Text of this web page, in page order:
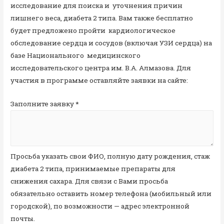
исследование для поиска и уточнения причин
лишнего веса, диабета 2 типа. Вам также бесплатно
будет предложено пройти кардиологическое
обследование сердца и сосудов (включая УЗИ сердца) на
базе Национального медицинского
исследовательского центра им. В.А. Алмазова. Для
участия в программе оставляйте заявки на сайте:
Заполните заявку*
Просьба указать свои ФИО, полную дату рождения, стаж
диабета 2 типа, принимаемые препараты для
снижения сахара. Для связи с Вами просьба
обязательно оставить номер телефона (мобильный или
городской), по возможности — адрес электронной
почты.